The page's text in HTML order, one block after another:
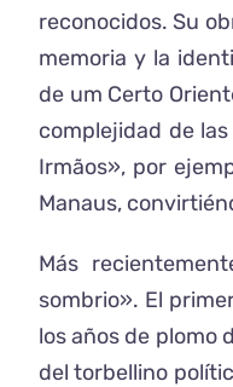
reconocidos. Su
memoria y la
de um Certo
complejidad de
Irmãos», por
Manaus,
Más
sombrio». El
los años de plomo
del torbellino